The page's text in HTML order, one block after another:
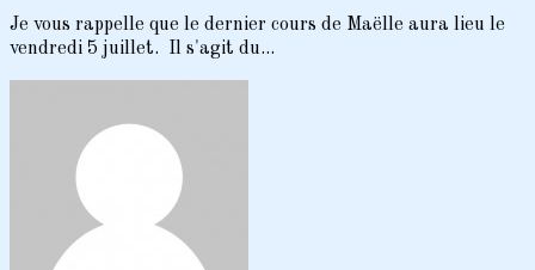
Je vous rappelle que le dernier cours de Maëlle aura lieu le
vendredi 5 juillet. Il s'agit du...